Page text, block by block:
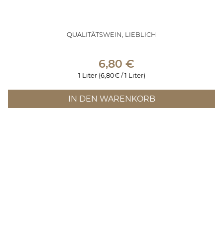
QUALITÄTSWEIN, LIEBLICH
6,80 €
1 Liter (6,80€ / 1 Liter)
IN DEN WARENKORB